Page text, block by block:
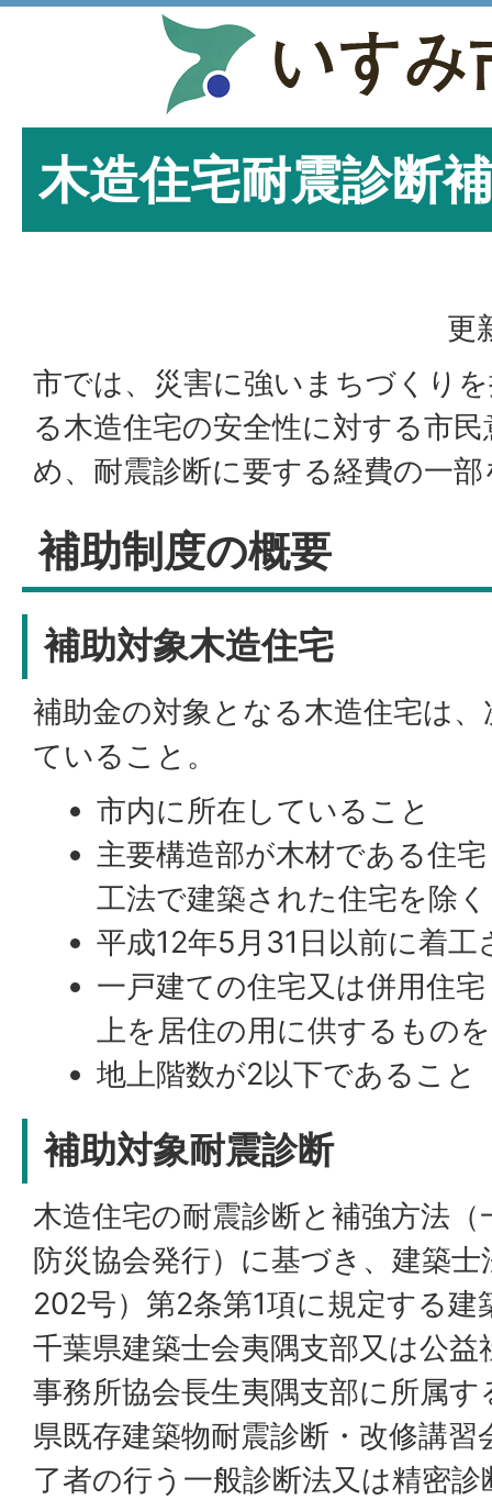
木造住宅耐震診断
更
市では、災害に強いまちづくり
る木造住宅の安全性に対する市
め、耐震診断に要する経費の一
補助制度の概要
補助対象木造住宅
補助金の対象となる木造住宅は
ていること。
市内に所在していること
主要構造部が木材である住
工法で建築された住宅を除
平成12年5月31日以前に着
一戸建ての住宅又は併用住
上を居住の用に供するもの
地上階数が2以下であること
補助対象耐震診断
木造住宅の耐震診断と補強方法
防災協会発行）に基づき、建築
202号）第2条第1項に規定する建
千葉県建築士会夷隅支部又は公益
事務所協会長生夷隅支部に所属
県既存建築物耐震診断・改修講習
了者の行う一般診断法又は精密